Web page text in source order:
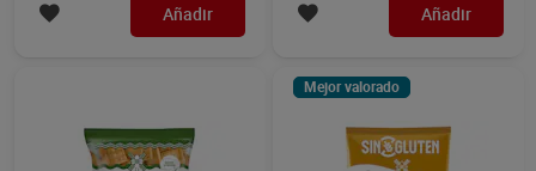
Añadir Añadir
Mejor valorado